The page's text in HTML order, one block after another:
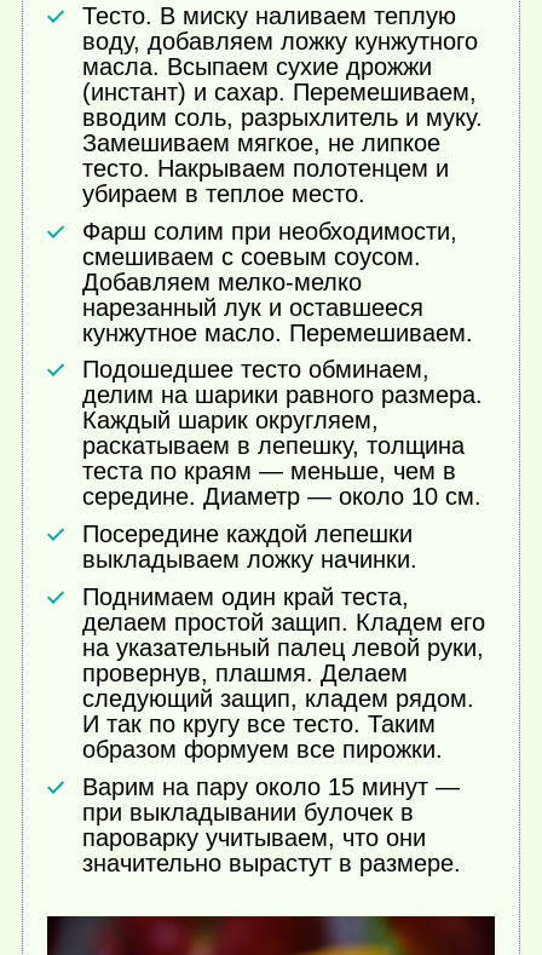
Тесто. В миску наливаем теплую
воду, добавляем ложку кунжутного
масла. Всыпаем сухие дрожжи
(инстант) и сахар. Перемешиваем,
вводим соль, разрыхлитель и муку.
Замешиваем мягкое, не липкое
тесто. Накрываем полотенцем и
убираем в теплое место.
Фарш солим при необходимости,
смешиваем с соевым соусом.
Добавляем мелко-мелко
нарезанный лук и оставшееся
кунжутное масло. Перемешиваем.
Подошедшее тесто обминаем,
делим на шарики равного размера.
Каждый шарик округляем,
раскатываем в лепешку, толщина
теста по краям — меньше, чем в
середине. Диаметр — около 10 см.
Посередине каждой лепешки
выкладываем ложку начинки.
Поднимаем один край теста,
делаем простой защип. Кладем его
на указательный палец левой руки,
провернув, плашмя. Делаем
следующий защип, кладем рядом.
И так по кругу все тесто. Таким
образом формуем все пирожки.
Варим на пару около 15 минут —
при выкладывании булочек в
пароварку учитываем, что они
значительно вырастут в размере.